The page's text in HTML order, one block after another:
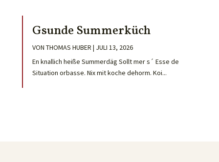
Gsunde Summerküch
VON THOMAS HUBER | JULI 13, 2026
En knallich heiße Summerdäg Sollt mer s´ Esse de
Situation orbasse. Nix mit koche dehorm. Koi...